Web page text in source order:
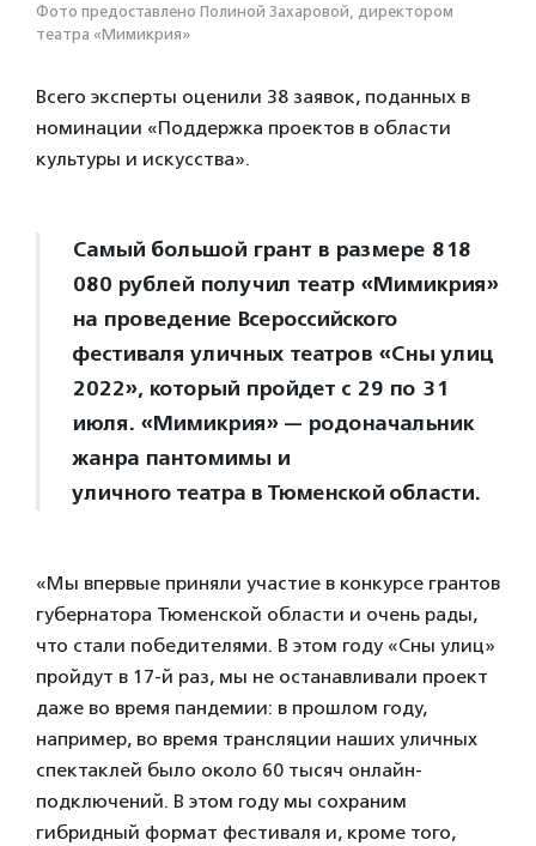
Фото предоставлено Полиной Захаровой, директором
театра «Мимикрия»
Всего эксперты оценили 38 заявок, поданных в
номинации «Поддержка проектов в области
культуры и искусства».
Самый большой грант в размере 818
080 рублей получил театр «Мимикрия»
на проведение Всероссийского
фестиваля уличных театров «Сны улиц
2022», который пройдет с 29 по 31
июля. «Мимикрия» — родоначальник
жанра пантомимы и
уличного театра в Тюменской области.
«Мы впервые приняли участие в конкурсе грантов
губернатора Тюменской области и очень рады,
что стали победителями. В этом году «Сны улиц»
пройдут в 17-й раз, мы не останавливали проект
даже во время пандемии: в прошлом году,
например, во время трансляции наших уличных
спектаклей было около 60 тысяч онлайн-
подключений. В этом году мы сохраним
гибридный формат фестиваля и, кроме того,